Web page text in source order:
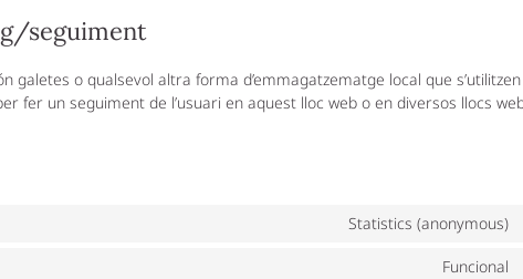
seguiment
galetes o qualsevol altra forma d’emmagatzematge local que
fer un seguiment de l’usuari en aquest lloc web o en diversos llocs
Statistics (anonymous)
Funcional